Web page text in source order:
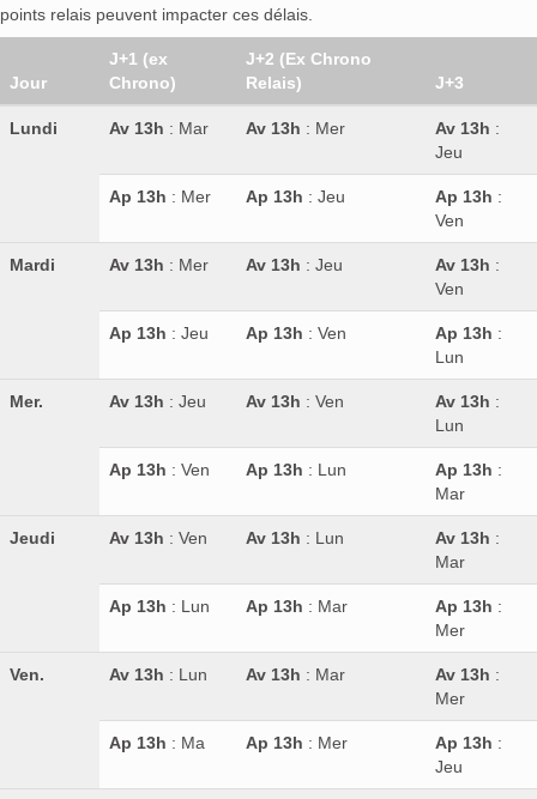
points relais peuvent impacter ces délais.
Jour
J+1 (ex
Chrono)
J+2 (Ex Chrono
Relais)
J+3
Lundi Av 13h : Mar Av 13h : Mer Av 13h :
Jeu
Ap 13h : Mer Ap 13h : Jeu Ap 13h :
Ven
Mardi Av 13h : Mer Av 13h : Jeu Av 13h :
Ven
Ap 13h : Jeu Ap 13h : Ven Ap 13h :
Lun
Mer. Av 13h : Jeu Av 13h : Ven Av 13h :
Lun
Ap 13h : Ven Ap 13h : Lun Ap 13h :
Mar
Jeudi Av 13h : Ven Av 13h : Lun Av 13h :
Mar
Ap 13h : Lun Ap 13h : Mar Ap 13h :
Mer
Ven. Av 13h : Lun Av 13h : Mar Av 13h :
Mer
Ap 13h : Ma Ap 13h : Mer Ap 13h :
Jeu